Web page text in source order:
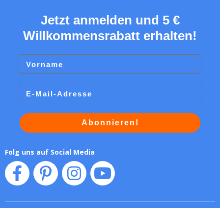
Jetzt anmelden und 5 €
Willkommensrabatt erhalten!
Vorname
Email
Abonnieren!
Folg uns auf Social Media